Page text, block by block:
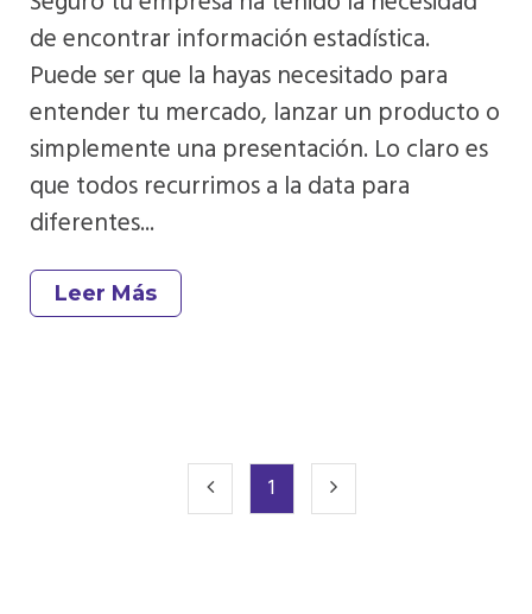
de encontrar información estadística.
Puede ser que la hayas necesitado para
entender tu mercado, lanzar un producto o
simplemente una presentación. Lo claro es
que todos recurrimos a la data para
diferentes...
Leer Más
1